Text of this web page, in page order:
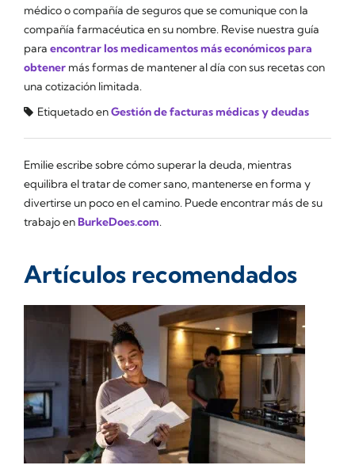
médico o compañía de seguros que se comunique con la
compañía farmacéutica en su nombre. Revise nuestra guía
para encontrar los medicamentos más económicos para
obtener más formas de mantener al día con sus recetas con
una cotización limitada.
Etiquetado enGestión de facturas médicas y deudas
Emilie escribe sobre cómo superar la deuda, mientras
equilibra el tratar de comer sano, mantenerse en forma y
divertirse un poco en el camino. Puede encontrar más de su
trabajo enBurkeDoes.com.
Artículos recomendados